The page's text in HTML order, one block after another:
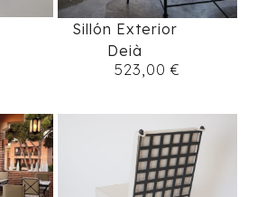
Sillón Exterior
Deià
523,00€